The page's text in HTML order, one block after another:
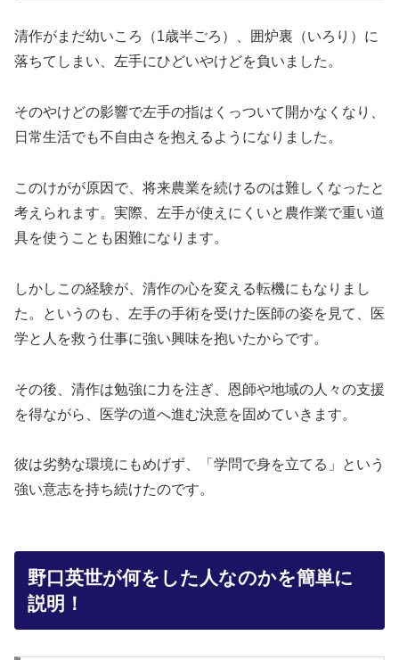
清作がまだ幼いころ（1歳半ごろ）、囲炉裏（いろり）に
落ちてしまい、左手にひどいやけどを負いました。
そのやけどの影響で左手の指はくっついて開かなくなり、
日常生活でも不自由さを抱えるようになりました。
このけがが原因で、将来農業を続けるのは難しくなったと
考えられます。実際、左手が使えにくいと農作業で重い道
具を使うことも困難になります。
しかしこの経験が、清作の心を変える転機にもなりまし
た。というのも、左手の手術を受けた医師の姿を見て、医
学と人を救う仕事に強い興味を抱いたからです。
その後、清作は勉強に力を注ぎ、恩師や地域の人々の支援
を得ながら、医学の道へ進む決意を固めていきます。
彼は劣勢な環境にもめげず、「学問で身を立てる」という
強い意志を持ち続けたのです。
野口英世が何をした人なのかを簡単に
説明！